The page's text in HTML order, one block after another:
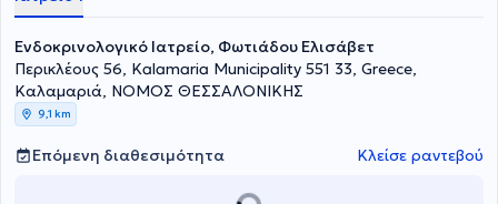
ακολούθως διετέλεσε Ενδοκρινολόγος-Διαβητολόγος στο
Ενδοκρινολογικό κέντρο Medicover Charlottenburg-Berlin. Στο
ιδιωτικό της ιατρείο αναλαμβάνει πλήθος περιστατικών έχοντας
στο επίκεντρο την καλύτερη δυνατή εξυπηρέτηση των
εξατομικευμένων αναγκών κάθε ασθενή που αναλαμβάνει.
Ενδοκρινολογικό Ιατρείο, Φωτιάδου Ελισάβετ
Περικλέους 56, Kalamaria Municipality 551 33, Greece,
Καλαμαριά, ΝΟΜΟΣ ΘΕΣΣΑΛΟΝΙΚΗΣ
9,1 km
Επόμενη διαθεσιμότητα Κλείσε ραντεβού